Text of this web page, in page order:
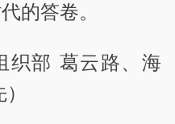
的答卷。
织部 葛云路、海